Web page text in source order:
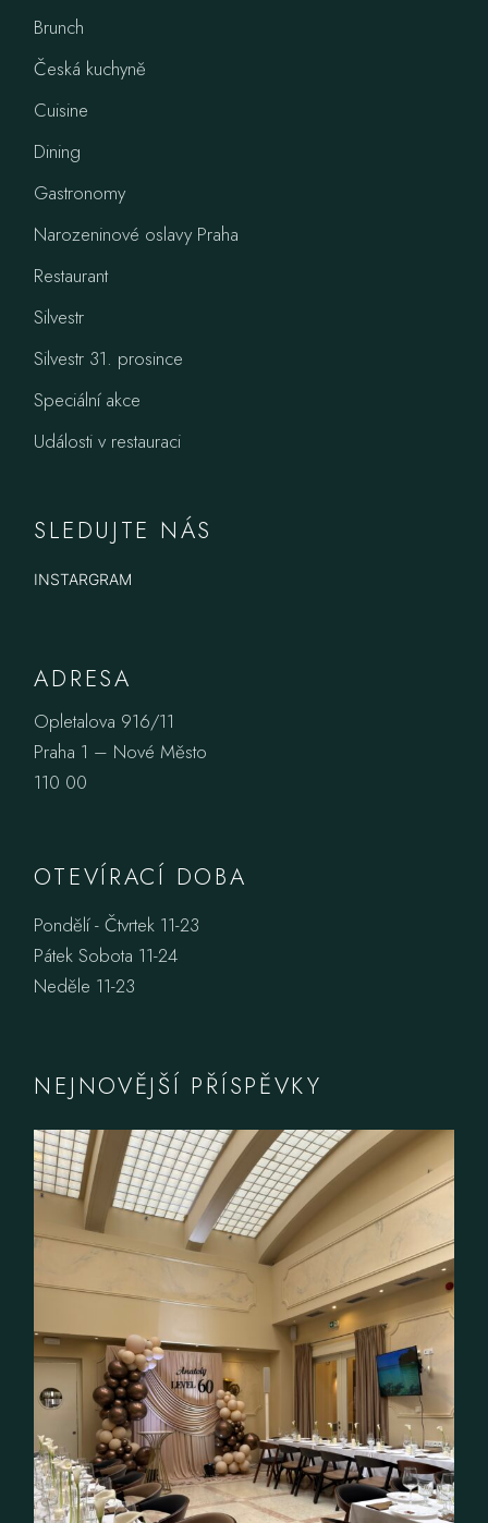
Brunch
Česká kuchyně
Cuisine
Dining
Gastronomy
Narozeninové oslavy Praha
Restaurant
Silvestr
Silvestr 31. prosince
Speciální akce
Události v restauraci
SLEDUJTE NÁS
INSTARGRAM
ADRESA
Opletalova 916/11
Praha 1 – Nové Město
110 00
OTEVÍRACÍ DOBA
Pondělí - Čtvrtek 11-23
Pátek Sobota 11-24
Neděle 11-23
NEJNOVĚJŠÍ PŘÍSPĚVKY